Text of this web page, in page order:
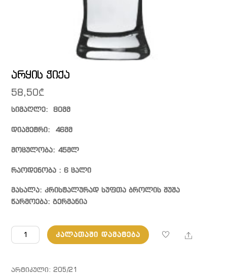
არყის ჭიქა
58,50₾
სიმაღლე: 80მმ
დიამეტრი: 46მმ
მოცულობა: 45მლ
რაოდენობა : 6 ცალი
მასალა: კრისტალურად სუფთა ბროლის შუშა
წარმოება: გერმანია
რაოდენობა:
არყის
ᲙᲐᲚᲐᲗᲐᲨᲘ ᲓᲐᲛᲐᲢᲔᲑᲐ Share
ᲐᲠᲢᲘᲙᲣᲚᲘ:205/21